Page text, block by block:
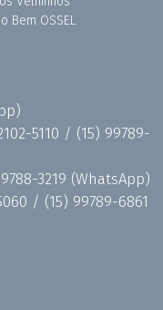
Bem OSSEL
5110 / (15) 99789-
3219 (WhatsApp)
/ (15) 99789-6861